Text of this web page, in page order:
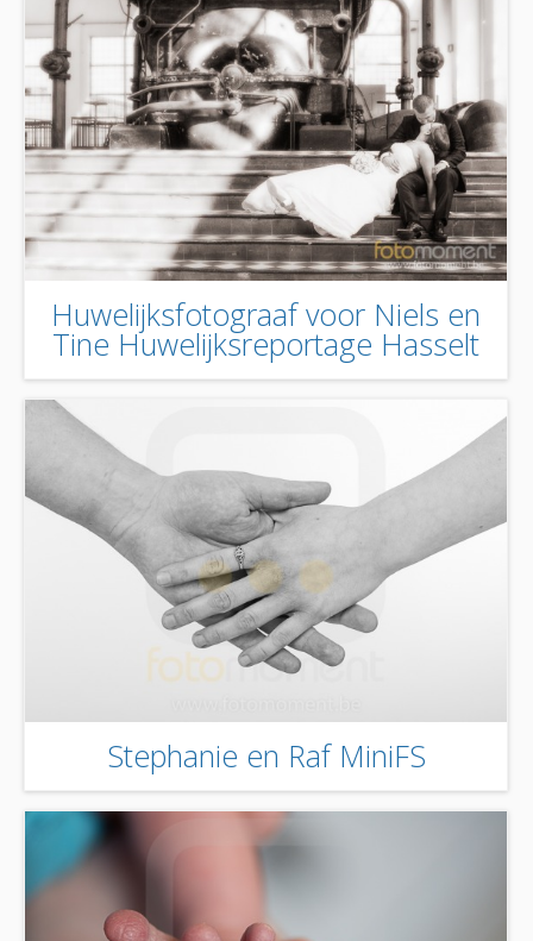
Huwelijksfotograaf voor Niels en
Tine Huwelijksreportage Hasselt
Stephanie en Raf MiniFS